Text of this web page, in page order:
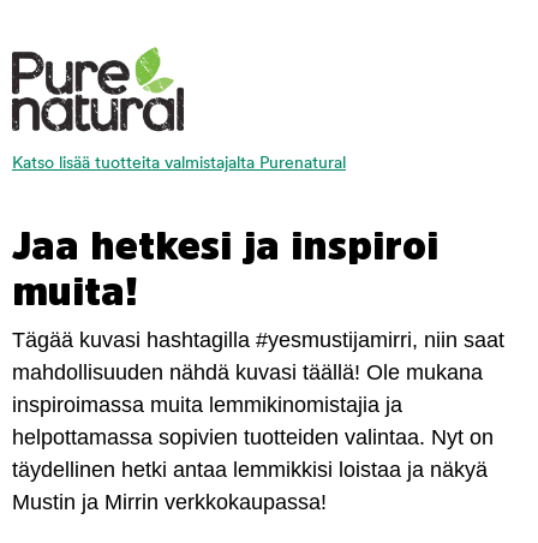
Katso lisää tuotteita valmistajalta Purenatural
Jaa hetkesi ja inspiroi
muita!
Tägää kuvasi hashtagilla #yesmustijamirri, niin saat
mahdollisuuden nähdä kuvasi täällä! Ole mukana
inspiroimassa muita lemmikinomistajia ja
helpottamassa sopivien tuotteiden valintaa. Nyt on
täydellinen hetki antaa lemmikkisi loistaa ja näkyä
Mustin ja Mirrin verkkokaupassa!